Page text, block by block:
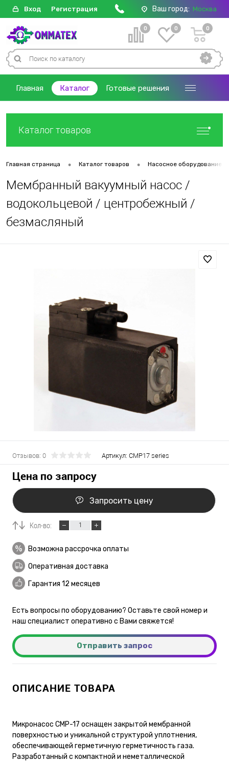
Вход Регистрация Ваш город: Москва
0 0 0
Главная Каталог Готовые решения
Каталог товаров
Главная страница • Каталог товаров • Насосное оборудование
Мембранный вакуумный насос /
водокольцевой / центробежный /
безмасляный
Отзывов: 0 Артикул: CMP17 series
Цена по запросу
Запросить цену
Кол-во:
Возможна рассрочка оплаты
Оперативная доставка
Гарантия 12 месяцев
Есть вопросы по оборудованию? Оставьте свой номер и
наш специалист оперативно с Вами свяжется!
Отправить запрос
ОПИСАНИЕ ТОВАРА
Микронасос CMP-17 оснащен закрытой мембранной
поверхностью и уникальной структурой уплотнения,
обеспечивающей герметичную герметичность газа.
Разработанный с компактной и неметаллической